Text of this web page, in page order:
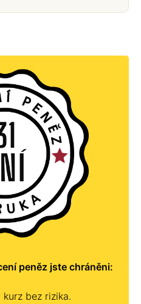
peněz jste chráněni:
bez rizika.